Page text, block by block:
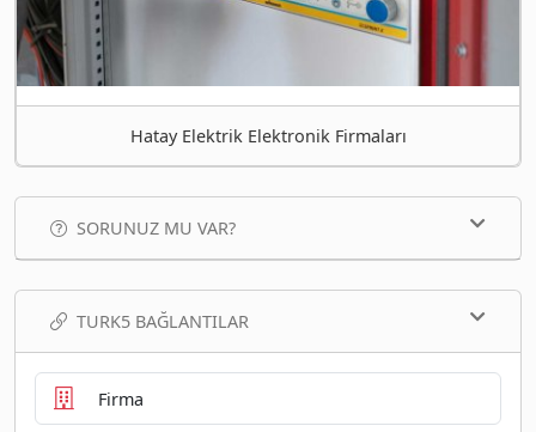
Hatay Elektrik Elektronik Firmaları
SORUNUZ MU VAR?
TURK5 BAĞLANTILAR
Firma